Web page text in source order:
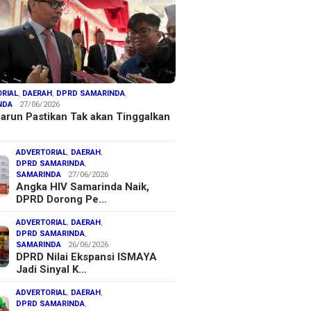
, DAERAH , DPRD SAMARINDA,
27/06/2026
Pastikan Tak akan Tinggalkan
ADVERTORIAL, DAERAH ,
DPRD SAMARINDA,
SAMARINDA
27/06/2026
Angka HIV Samarinda Naik,
DPRD Dorong Pe…
ADVERTORIAL, DAERAH ,
DPRD SAMARINDA,
SAMARINDA
26/06/2026
DPRD Nilai Ekspansi ISMAYA
Jadi Sinyal K…
ADVERTORIAL, DAERAH ,
DPRD SAMARINDA,